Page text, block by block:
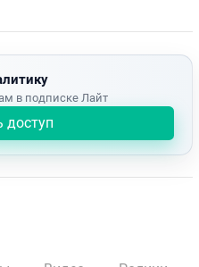
в подписке Лайт
доступ